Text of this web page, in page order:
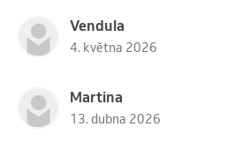
Vendula
4. května 2026
Martina
13. dubna 2026